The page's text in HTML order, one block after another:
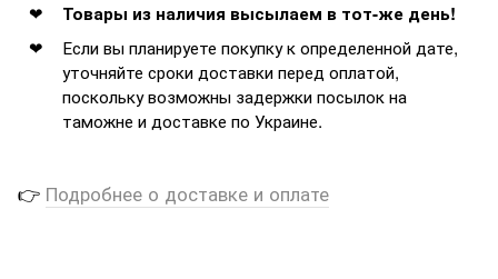
Товары из наличия высылаем в тот-же день!
Если вы планируете покупку к определенной дате,
уточняйте сроки доставки перед оплатой,
поскольку возможны задержки посылок на
таможне и доставке по Украине.
👉 Подробнее о доставке и оплате